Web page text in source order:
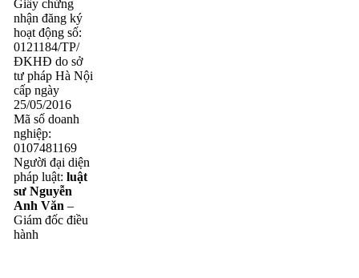
Giấy chứng
nhận đăng ký
hoạt động số:
0121184/TP/
ĐKHĐ do sở
tư pháp Hà Nội
cấp ngày
25/05/2016
Mã số doanh
nghiệp:
0107481169
Người đại diện
pháp luật: luật
sư Nguyễn
Anh Văn –
Giám đốc điều
hành